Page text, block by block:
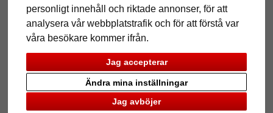
personligt innehåll och riktade annonser, för att
analysera vår webbplatstrafik och för att förstå var
våra besökare kommer ifrån.
Jag accepterar
Jag avböjer
Ändra mina inställningar
Tillbaka